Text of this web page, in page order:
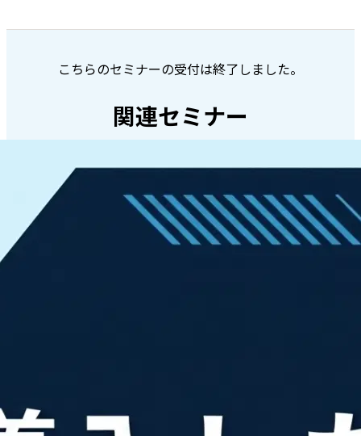
こちらのセミナーの受付は終了しました。
関連セミナー